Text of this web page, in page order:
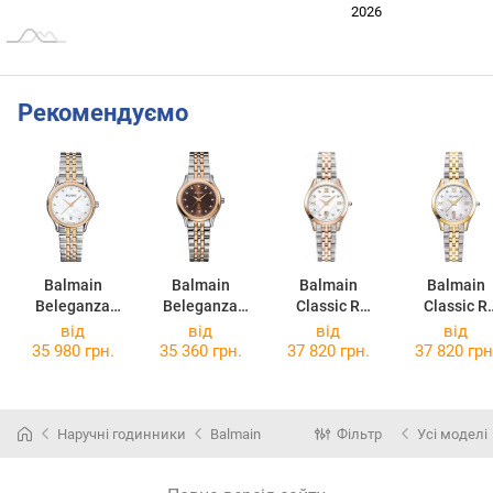
2026
Рекомендуємо
Balmain
Beleganza
8358.33.86
Balmain
Beleganza
8348.33.55
Balmain
Classic R
4118.31.85
Balmain
Classic R
від
35 980 грн.
від
35 360 грн.
від
37 820 грн.
від
37 820
Наручні годинники Balmain Фільтр Усі моделі